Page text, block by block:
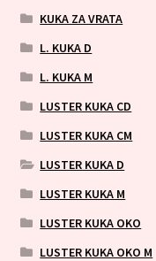
KUKA ZA VRATA
L. KUKA D
L. KUKA M
LUSTER KUKA CD
LUSTER KUKA CM
LUSTER KUKA D
LUSTER KUKA M
LUSTER KUKA OKO
LUSTER KUKA OKO M